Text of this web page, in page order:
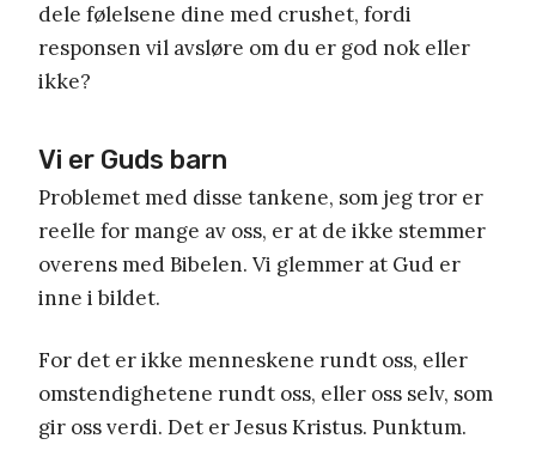
dele følelsene dine med crushet, fordi
responsen vil avsløre om du er god nok eller
ikke?
Vi er Guds barn
Problemet med disse tankene, som jeg tror er
reelle for mange av oss, er at de ikke stemmer
overens med Bibelen. Vi glemmer at Gud er
inne i bildet.
For det er ikke menneskene rundt oss, eller
omstendighetene rundt oss, eller oss selv, som
gir oss verdi. Det er Jesus Kristus. Punktum.